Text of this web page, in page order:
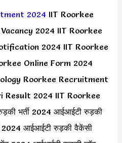
2024 IIT Roorkee
2024 IIT Roorkee
2024 IIT Roorkee
Online Form 2024
Roorkee Recruitment
Result 2024 IIT Roorkee
भर्ती 2024 आईआईटी रुड़की
2024 आईआईटी रुड़की वैकेंसी